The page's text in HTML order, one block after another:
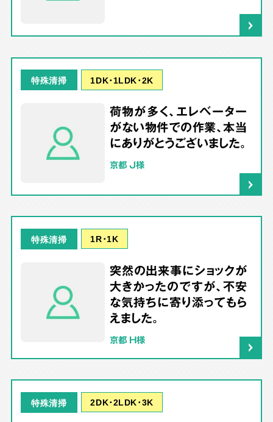
特殊清掃 1DK･1LDK･2K
荷物が多く、エレベーター
がない物件での作業、本当
にありがとうございました。
京都 J様
特殊清掃 1R･1K
突然の出来事にショックが
大きかったのですが、不安
な気持ちに寄り添ってもら
えました。
京都 H様
特殊清掃 2DK･2LDK･3K